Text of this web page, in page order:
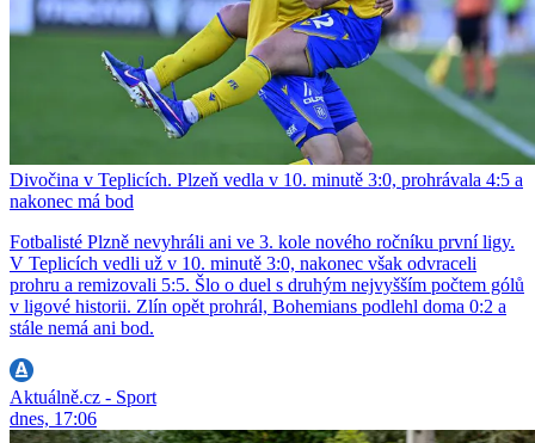
Divočina v Teplicích. Plzeň vedla v 10. minutě 3:0, prohrávala 4:5 a
nakonec má bod
Fotbalisté Plzně nevyhráli ani ve 3. kole nového ročníku první ligy.
V Teplicích vedli už v 10. minutě 3:0, nakonec však odvraceli
prohru a remizovali 5:5. Šlo o duel s druhým nejvyšším počtem gólů
v ligové historii. Zlín opět prohrál, Bohemians podlehl doma 0:2 a
stále nemá ani bod.
Aktuálně.cz - Sport
dnes, 17:06